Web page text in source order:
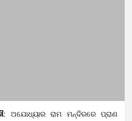
ଅଯୋଧ୍ୟାର ରାମ ମନ୍ଦିରରେ ପ୍ରାଣ